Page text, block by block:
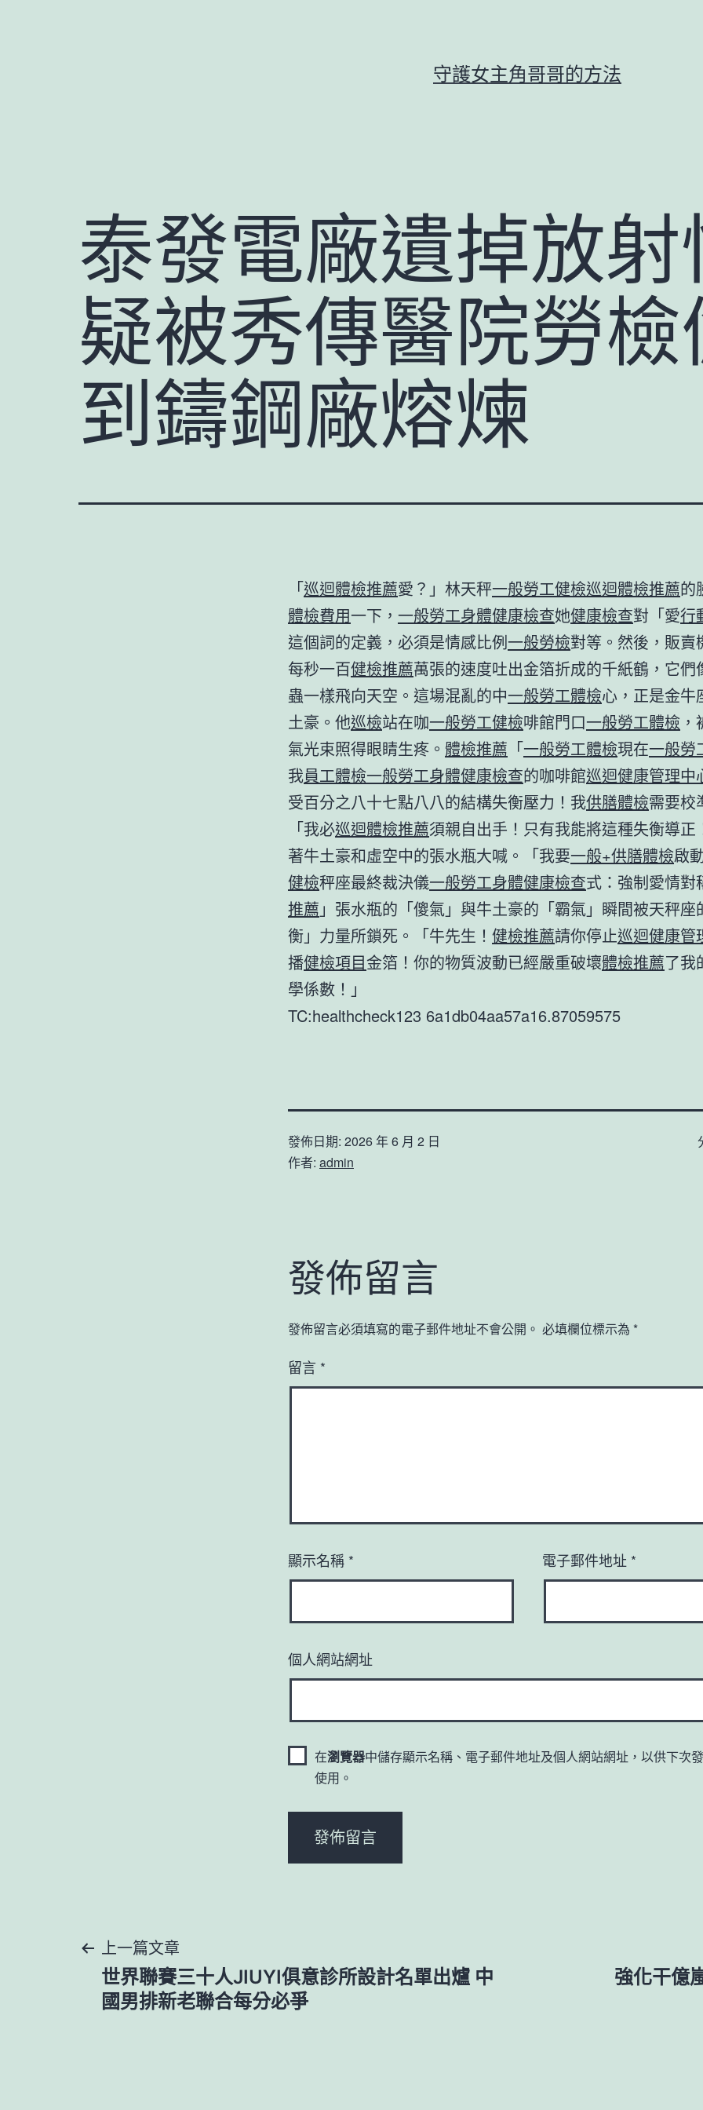
守護女主角哥哥的方法
泰發電廠遺掉放射
疑被秀傳醫院勞檢
到鑄鋼廠熔煉
「巡迴體檢推薦愛？」林天秤一般勞工健檢巡迴體檢推薦的
體檢費用一下， 一般勞工身體健康檢查她健康檢查對「愛行
這個詞的定義，必須是情感比例一般勞檢對等。然後，販賣
每秒一百健檢推薦萬張的速度吐出金箔折成的千紙鶴，它們
蟲一樣飛向天空。這場混亂的中一般勞工體檢心，正是金牛
土豪。他巡檢站在咖一般勞工健檢啡館門口一般勞工體檢
氣光束照得眼睛生疼。 體檢推薦 「一般勞工體檢現在一般勞
我員工體檢一般勞工身體健康檢查的咖啡館巡迴健康管理中
受百分之八十七點八八的結構失衡壓力！我供膳體檢需要校
「我必巡迴體檢推薦須親自出手！只有我能將這種失衡導正
著牛土豪和虛空中的張水瓶大喊。「我要一般+供膳體檢啟
健檢秤座最終裁決儀一般勞工身體健康檢查式：強制愛情對
推薦 」張水瓶的「傻氣」與牛土豪的「霸氣」瞬間被天秤座
衡」力量所鎖死。「牛先生！ 健檢推薦請你停止巡迴健康管
播健檢項目金箔！你的物質波動已經嚴重破壞體檢推薦了我
學係數！」
TC:healthcheck123 6a1db04aa57a16.87059575
發佈日期: 2026 年 6 月 2 日
作者: admin
發佈留言
發佈留言必須填寫的電子郵件地址不會公開。 必填欄位標示為 *
留言 *
顯示名稱 * 電子郵件地址 *
個人網站網址
在瀏覽器中儲存顯示名稱、電子郵件地址及個人網站網址，以供下次
使用。
文
章
上一篇文章
世界聯賽三十人JIUYI俱意診所設計名單出爐 中
國男排新老聯合每分必爭
強化干億